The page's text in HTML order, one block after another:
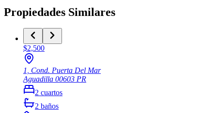
Propiedades Similares
$2,500
1, Cond. Puerta Del Mar
Aguadilla 00603 PR
2 cuartos
2 baños